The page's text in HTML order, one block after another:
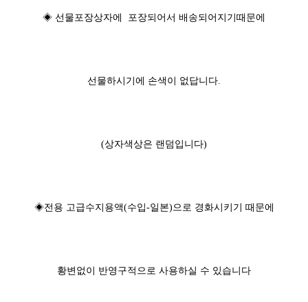
◈ 선물포장상자에 포장되어서 배송되어지기때문에
선물하시기에 손색이 없답니다.
(상자색상은 랜덤입니다)
◈전용 고급수지용액(수입-일본)으로 경화시키기 때문에
황변없이 반영구적으로 사용하실 수 있습니다